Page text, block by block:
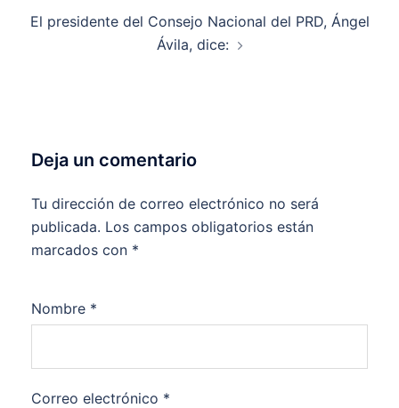
El presidente del Consejo Nacional del PRD, Ángel
Ávila, dice:
Deja un comentario
Tu dirección de correo electrónico no será
publicada. Los campos obligatorios están
marcados con *
Nombre *
Correo electrónico *